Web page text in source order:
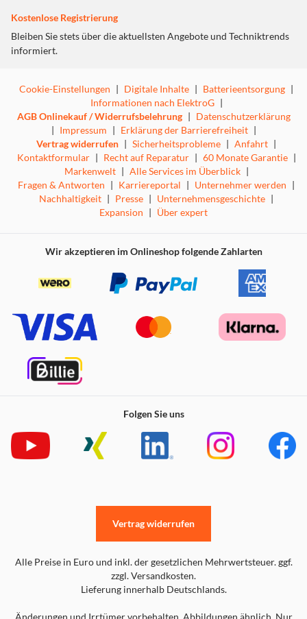
Kostenlose Registrierung
Bleiben Sie stets über die aktuellsten Angebote und Techniktrends
informiert.
Cookie-Einstellungen | Digitale Inhalte | Batterieentsorgung |
Informationen nach ElektroG |
AGB Onlinekauf / Widerrufsbelehrung | Datenschutzerklärung
| Impressum | Erklärung der Barrierefreiheit |
Vertrag widerrufen | Sicherheitsprobleme | Anfahrt |
Kontaktformular | Recht auf Reparatur | 60 Monate Garantie |
Markenwelt | Alle Services im Überblick |
Fragen & Antworten | Karriereportal | Unternehmer werden |
Nachhaltigkeit | Presse | Unternehmensgeschichte |
Expansion | Über expert
Wir akzeptieren im Onlineshop folgende Zahlarten
Folgen Sie uns
Alle Preise in Euro und inkl. der gesetzlichen Mehrwertsteuer. ggf.
zzgl. Versandkosten.
Lieferung innerhalb Deutschlands.
Änderungen und Irrtümer vorbehalten. Abbildungen ähnlich. Nur
Vertrag widerrufen